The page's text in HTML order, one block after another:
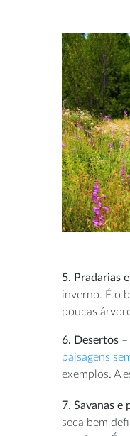
5. Pradarias
inverno. É o
poucas
6. Desertos
paisagens
exemplos. A
7. Savanas e
seca bem